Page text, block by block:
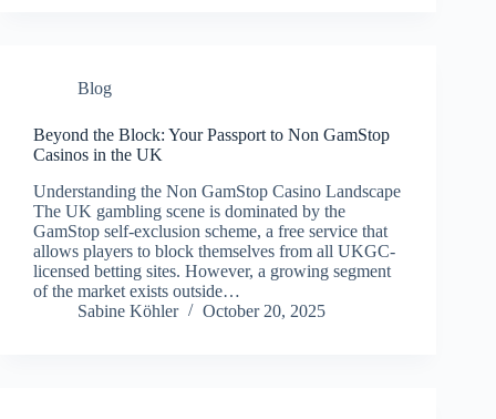
Blog
Beyond the Block: Your Passport to Non GamStop
Casinos in the UK
Understanding the Non GamStop Casino Landscape
The UK gambling scene is dominated by the
GamStop self-exclusion scheme, a free service that
allows players to block themselves from all UKGC-
licensed betting sites. However, a growing segment
of the market exists outside…
Sabine Köhler
October 20, 2025